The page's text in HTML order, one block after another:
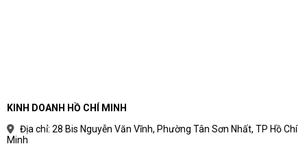
KINH DOANH HỒ CHÍ MINH
Địa chỉ: 28 Bis Nguyễn Văn Vĩnh, Phường Tân Sơn Nhất, TP Hồ Chí
Minh